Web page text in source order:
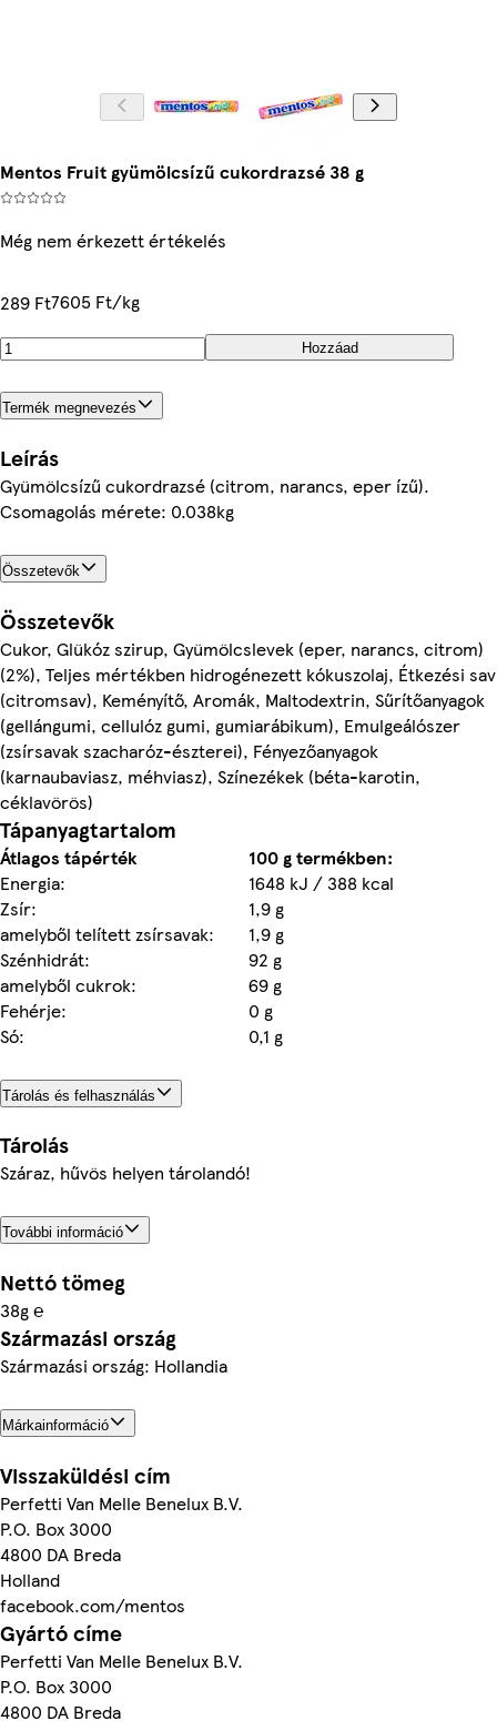
Mentos Fruit gyümölcsízű cukordrazsé 38 g
Még nem érkezett értékelés
289 Ft7605 Ft/kg
Hozzáad
Termék megnevezés
Leírás
Gyümölcsízű cukordrazsé (citrom, narancs, eper ízű).
Csomagolás mérete: 0.038kg
Összetevők
Összetevők
Cukor, Glükóz szirup, Gyümölcslevek (eper, narancs, citrom)
(2%), Teljes mértékben hidrogénezett kókuszolaj, Étkezési sav
(citromsav), Keményítő, Aromák, Maltodextrin, Sűrítőanyagok
(gellángumi, cellulóz gumi, gumiarábikum), Emulgeálószer
(zsírsavak szacharóz-észterei), Fényezőanyagok
(karnaubaviasz, méhviasz), Színezékek (béta-karotin,
céklavörös)
Tápanyagtartalom
Átlagos tápérték
100 g termékben:
Energia:
1648 kJ / 388 kcal
Zsír:
1,9 g
amelyből telített zsírsavak:
1,9 g
Szénhidrát:
92 g
amelyből cukrok:
69 g
Fehérje:
0 g
Só:
0,1 g
Tárolás és felhasználás
Tárolás
Száraz, hűvös helyen tárolandó!
További információ
Nettó tömeg
38g ℮
Származási ország
Származási ország: Hollandia
Márkainformáció
Visszaküldési cím
Perfetti Van Melle Benelux B.V.
P.O. Box 3000
4800 DA Breda
Holland
facebook.com/mentos
Gyártó címe
Perfetti Van Melle Benelux B.V.
P.O. Box 3000
4800 DA Breda